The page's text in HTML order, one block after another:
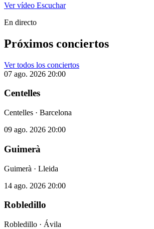
Ver vídeo Escuchar
En directo
Próximos conciertos
Ver todos los conciertos
07 ago. 2026 20:00
Centelles
Centelles · Barcelona
09 ago. 2026 20:00
Guimerà
Guimerà · Lleida
14 ago. 2026 20:00
Robledillo
Robledillo · Ávila